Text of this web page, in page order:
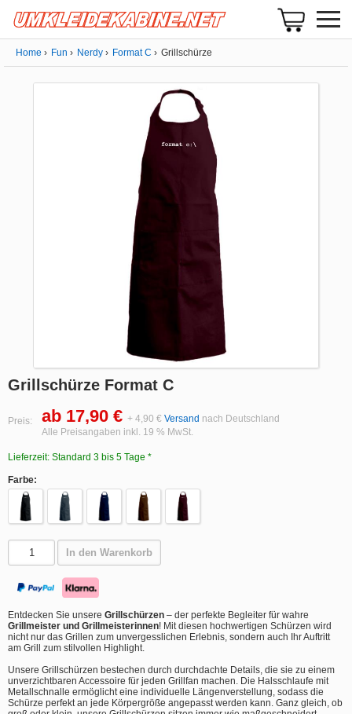
Home Fun Nerdy Format C Grillschürze
Grillschürze Format C
Preis: ab 17,90 € + 4,90 € Versand nach Deutschland
Alle Preisangaben inkl. 19 % MwSt.
Lieferzeit: Standard 3 bis 5 Tage *
Farbe:
In den Warenkorb
Entdecken Sie unsere Grillschürzen – der perfekte Begleiter für wahre
Grillmeister und Grillmeisterinnen! Mit diesen hochwertigen Schürzen wird
nicht nur das Grillen zum unvergesslichen Erlebnis, sondern auch Ihr Auftritt
am Grill zum stilvollen Highlight.
Unsere Grillschürzen bestechen durch durchdachte Details, die sie zu einem
unverzichtbaren Accessoire für jeden Grillfan machen. Die Halsschlaufe mit
Metallschnalle ermöglicht eine individuelle Längenverstellung, sodass die
Schürze perfekt an jede Körpergröße angepasst werden kann. Ganz gleich, ob